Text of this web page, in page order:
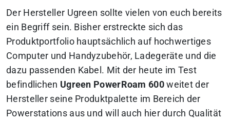
Der Hersteller Ugreen sollte vielen von euch bereits
ein Begriff sein. Bisher erstreckte sich das
Produktportfolio hauptsächlich auf hochwertiges
Computer und Handyzubehör, Ladegeräte und die
dazu passenden Kabel. Mit der heute im Test
befindlichen Ugreen PowerRoam 600weitet der
Hersteller seine Produktpalette im Bereich der
Powerstations aus und will auch hier durch Qualität